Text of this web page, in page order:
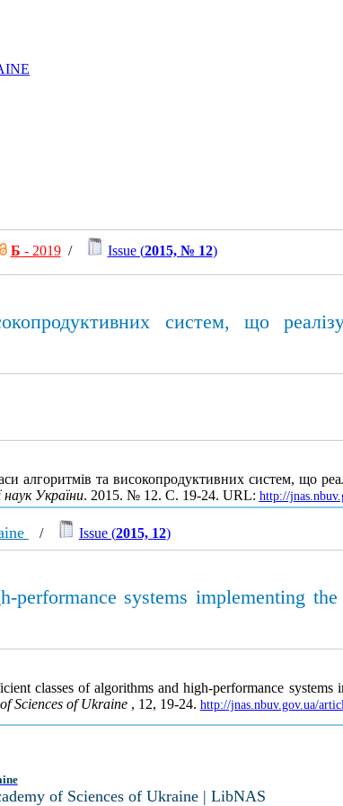
Б - 2019/ Issue (2015, № 12)
систем, що
та високопродуктивних систем, що
наук України. 2015. № 12. С. 19-24. URL: http://
/ Issue (2015, 12)
systems implementing
classes of algorithms and high-performance systems
Sciences of Ukraine , 12, 19-24. http://jnas.nbuv.gov.ua/
of Sciences of Ukraine | LibNAS